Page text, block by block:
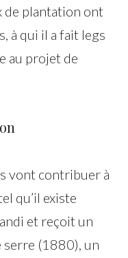
de plantation ont
à qui il a fait legs
au projet de
vont contribuer à
qu’il existe
et reçoit un
serre (1880), un